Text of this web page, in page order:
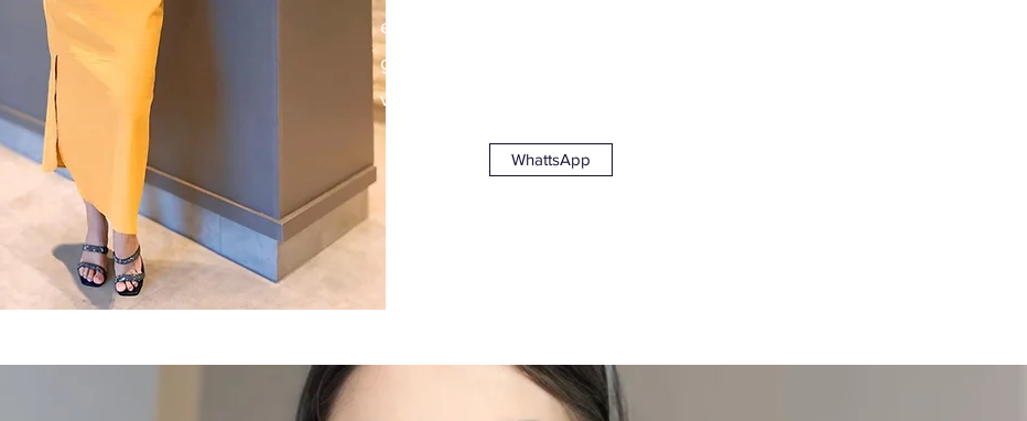
experiência e comprometimento para
garantir a melhor assistência legal para
você.
WhattsApp